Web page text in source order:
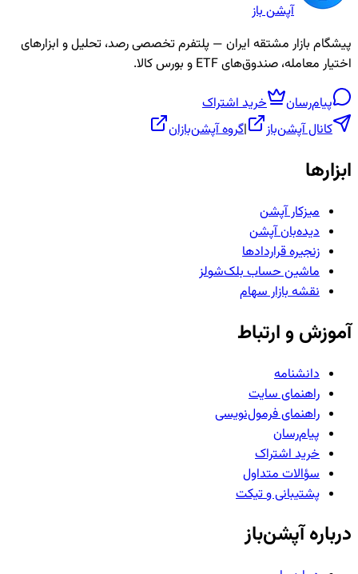
آپشن باز
پیشگام بازار مشتقه ایران — پلتفرم تخصصی رصد، تحلیل و ابزارهای
اختیار معامله، صندوق‌های ETF و بورس کالا.
پیام‌رسان
خرید اشتراک
کانال آپشن‌باز
|گروه آپشن‌بازان
ابزارها
میزکار آپشن
دیده‌بان آپشن
زنجیره قراردادها
ماشین حساب بلک‌شولز
نقشه بازار سهام
آموزش و ارتباط
دانشنامه
راهنمای سایت
راهنمای فرمول‌نویسی
پیام‌رسان
خرید اشتراک
سؤالات متداول
پشتیبانی و تیکت
درباره آپشن‌باز